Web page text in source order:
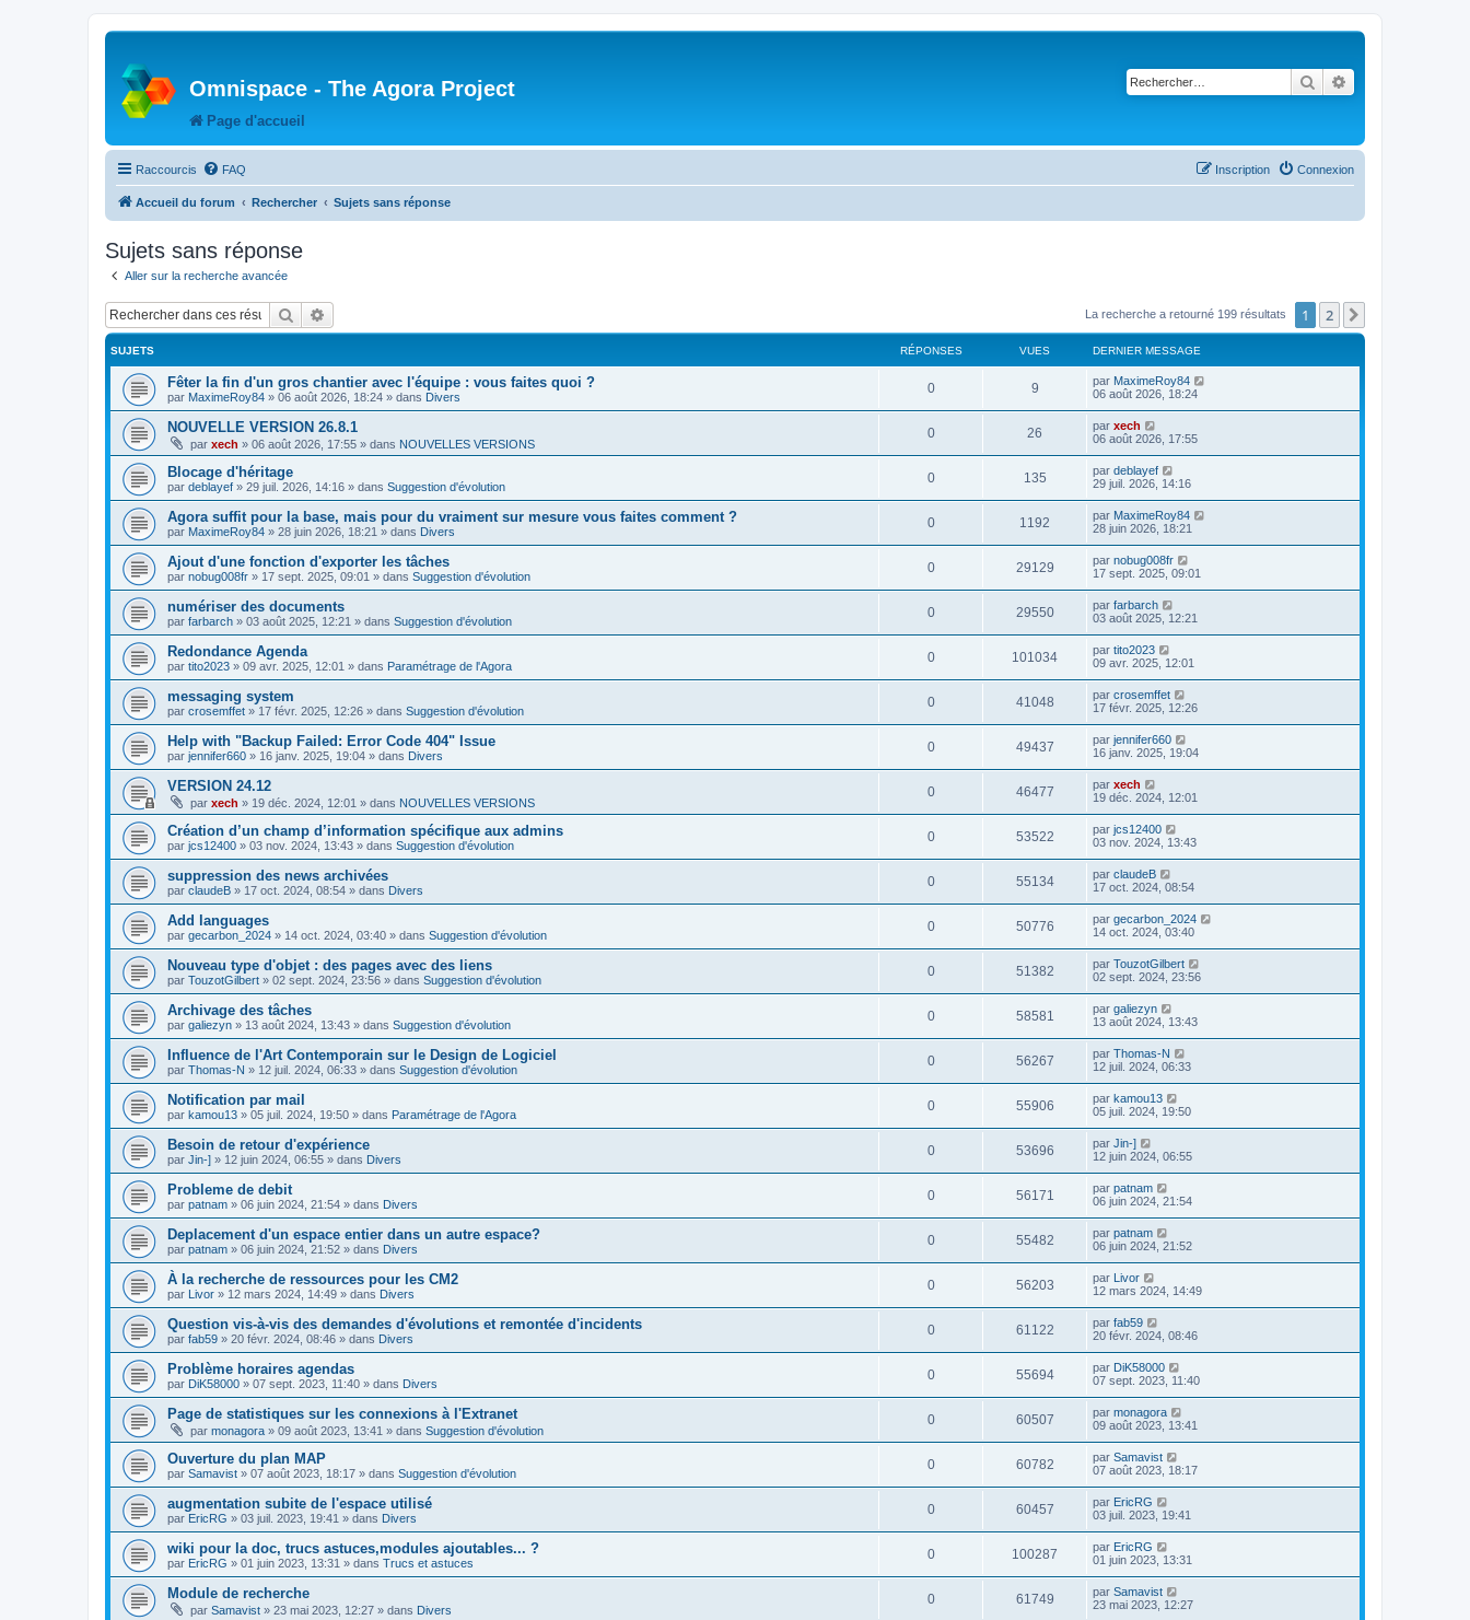
Omnispace - The Agora Project
Page d'accueil
Rechercher
Raccourcis FAQ Connexion
Inscription
Accueil du forum Rechercher Sujets sans réponse
Sujets sans réponse
Aller sur la recherche avancée
Rechercher La recherche a retourné 199 résultats 1 2
SUJETS RÉPONSES VUES DERNIER MESSAGE
Fêter la fin d'un gros chantier avec l'équipe : vous faites quoi ?
par MaximeRoy84 » 06 août 2026, 18:24 » dans Divers
0 9 par MaximeRoy84
06 août 2026, 18:24
NOUVELLE VERSION 26.8.1
par xech » 06 août 2026, 17:55 » dans NOUVELLES VERSIONS
0 26 par xech
06 août 2026, 17:55
Blocage d'héritage
par deblayef » 29 juil. 2026, 14:16 » dans Suggestion d'évolution
0 135 par deblayef
29 juil. 2026, 14:16
Agora suffit pour la base, mais pour du vraiment sur mesure vous faites comment ?
par MaximeRoy84 » 28 juin 2026, 18:21 » dans Divers
0 1192 par MaximeRoy84
28 juin 2026, 18:21
Ajout d'une fonction d'exporter les tâches
par nobug008fr » 17 sept. 2025, 09:01 » dans Suggestion d'évolution
0 29129 par nobug008fr
17 sept. 2025, 09:01
numériser des documents
par farbarch » 03 août 2025, 12:21 » dans Suggestion d'évolution
0 29550 par farbarch
03 août 2025, 12:21
Redondance Agenda
par tito2023 » 09 avr. 2025, 12:01 » dans Paramétrage de l'Agora
0 101034 par tito2023
09 avr. 2025, 12:01
messaging system
par crosemffet » 17 févr. 2025, 12:26 » dans Suggestion d'évolution
0 41048 par crosemffet
17 févr. 2025, 12:26
Help with "Backup Failed: Error Code 404" Issue
par jennifer660 » 16 janv. 2025, 19:04 » dans Divers
0 49437 par jennifer660
16 janv. 2025, 19:04
VERSION 24.12
par xech » 19 déc. 2024, 12:01 » dans NOUVELLES VERSIONS
0 46477 par xech
19 déc. 2024, 12:01
Création d’un champ d’information spécifique aux admins
par jcs12400 » 03 nov. 2024, 13:43 » dans Suggestion d'évolution
0 53522 par jcs12400
03 nov. 2024, 13:43
suppression des news archivées
par claudeB » 17 oct. 2024, 08:54 » dans Divers
0 55134 par claudeB
17 oct. 2024, 08:54
Add languages
par gecarbon_2024 » 14 oct. 2024, 03:40 » dans Suggestion d'évolution
0 50776 par gecarbon_2024
14 oct. 2024, 03:40
Nouveau type d'objet : des pages avec des liens
par TouzotGilbert » 02 sept. 2024, 23:56 » dans Suggestion d'évolution
0 51382 par TouzotGilbert
02 sept. 2024, 23:56
Archivage des tâches
par galiezyn » 13 août 2024, 13:43 » dans Suggestion d'évolution
0 58581 par galiezyn
13 août 2024, 13:43
Influence de l'Art Contemporain sur le Design de Logiciel
par Thomas-N » 12 juil. 2024, 06:33 » dans Suggestion d'évolution
0 56267 par Thomas-N
12 juil. 2024, 06:33
Notification par mail
par kamou13 » 05 juil. 2024, 19:50 » dans Paramétrage de l'Agora
0 55906 par kamou13
05 juil. 2024, 19:50
Besoin de retour d'expérience
par Jin-] » 12 juin 2024, 06:55 » dans Divers
0 53696 par Jin-]
12 juin 2024, 06:55
Probleme de debit
par patnam » 06 juin 2024, 21:54 » dans Divers
0 56171 par patnam
06 juin 2024, 21:54
Deplacement d'un espace entier dans un autre espace?
par patnam » 06 juin 2024, 21:52 » dans Divers
0 55482 par patnam
06 juin 2024, 21:52
À la recherche de ressources pour les CM2
par Livor » 12 mars 2024, 14:49 » dans Divers
0 56203 par Livor
12 mars 2024, 14:49
Question vis-à-vis des demandes d'évolutions et remontée d'incidents
par fab59 » 20 févr. 2024, 08:46 » dans Divers
0 61122 par fab59
20 févr. 2024, 08:46
Problème horaires agendas
par DiK58000 » 07 sept. 2023, 11:40 » dans Divers
0 55694 par DiK58000
07 sept. 2023, 11:40
Page de statistiques sur les connexions à l'Extranet
par monagora » 09 août 2023, 13:41 » dans Suggestion d'évolution
0 60507 par monagora
09 août 2023, 13:41
Ouverture du plan MAP
par Samavist » 07 août 2023, 18:17 » dans Suggestion d'évolution
0 60782 par Samavist
07 août 2023, 18:17
augmentation subite de l'espace utilisé
par EricRG » 03 juil. 2023, 19:41 » dans Divers
0 60457 par EricRG
03 juil. 2023, 19:41
wiki pour la doc, trucs astuces,modules ajoutables... ?
par EricRG » 01 juin 2023, 13:31 » dans Trucs et astuces
0 100287 par EricRG
01 juin 2023, 13:31
Module de recherche
par Samavist » 23 mai 2023, 12:27 » dans Divers
0 61749 par Samavist
23 mai 2023, 12:27